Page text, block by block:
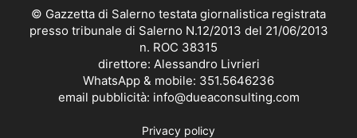
© Gazzetta di Salerno testata giornalistica registrata
presso tribunale di Salerno N.12/2013 del 21/06/2013
n. ROC 38315
direttore: Alessandro Livrieri
WhatsApp & mobile: 351.5646236
email pubblicità: info@dueaconsulting.com
Privacy policy